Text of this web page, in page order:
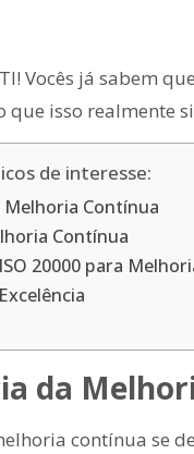
Vocês já sabem
que isso realmente
de interesse:
Melhoria Contínua
Contínua
20000 para
da
contínua se